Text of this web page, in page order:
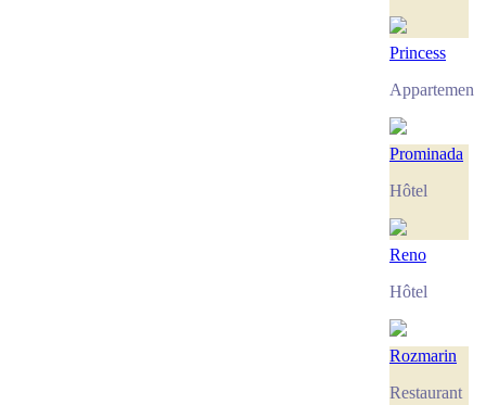
Princess
Appartement
Prominada
Hôtel
Reno
Hôtel
Rozmarin
Restaurant